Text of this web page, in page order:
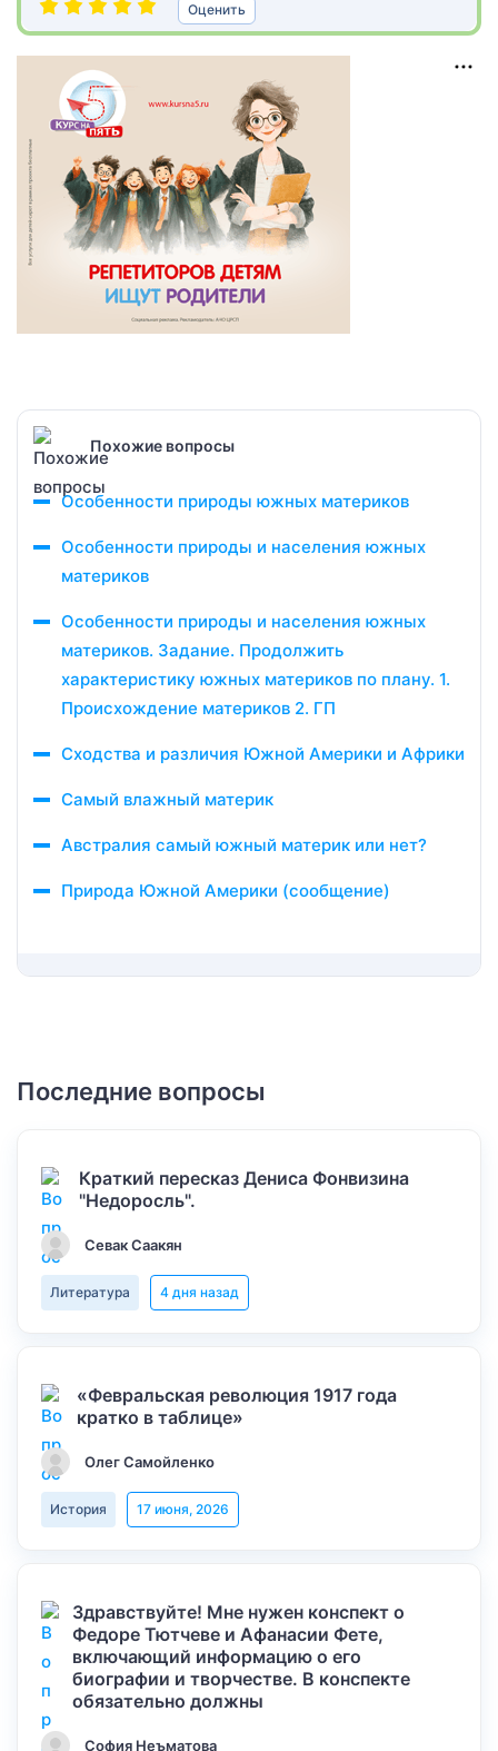
Оценить
Похожие вопросы
Особенности природы южных материков
Особенности природы и населения южных
материков
Особенности природы и населения южных
материков. Задание. Продолжить
характеристику южных материков по плану. 1.
Происхождение материков 2. ГП
Сходства и различия Южной Америки и Африки
Самый влажный материк
Австралия самый южный материк или нет?
Природа Южной Америки (сообщение)
Последние вопросы
Краткий пересказ Дениса Фонвизина
"Недоросль".
Севак Саакян
Литература 4 дня назад
«Февральская революция 1917 года
кратко в таблице»
Олег Самойленко
История 17 июня, 2026
Здравствуйте! Мне нужен конспект о
Федоре Тютчеве и Афанасии Фете,
включающий информацию о его
биографии и творчестве. В конспекте
обязательно должны
София Неъматова